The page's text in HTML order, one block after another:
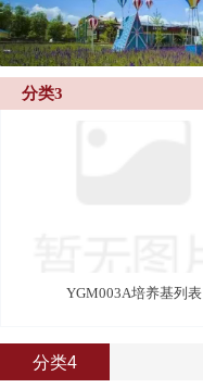
分类3
YGM003A培养基列表
分类4